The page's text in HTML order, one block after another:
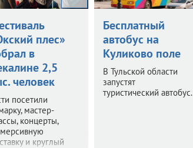
плес»
в
2,5
человек
посетили
мастер-
концерты,
и круглый
Бесплатный
автобус на
Куликово поле
В Тульской области
запустят
туристический автобус.